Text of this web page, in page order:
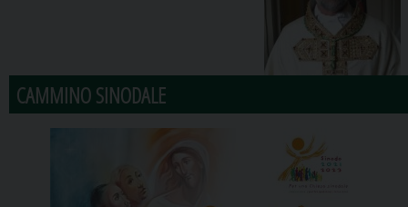
CAMMINO SINODALE